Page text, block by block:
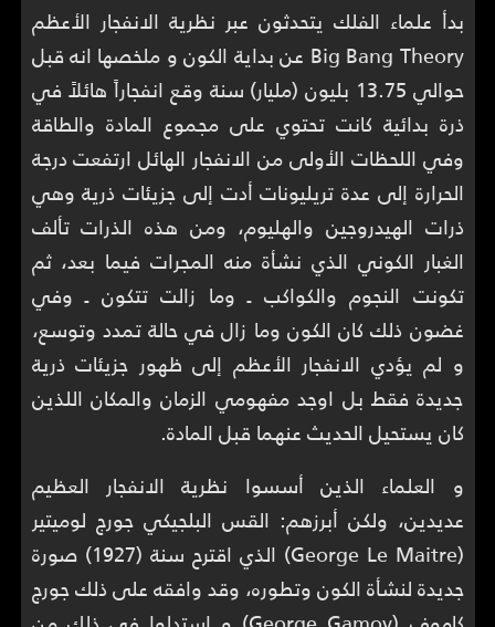
بدأ علماء الفلك يتحدثون عبر نظرية الانفجار الأعظم
Big Bang Theory عن بداية الكون و ملخصها انه قبل
حوالي 13.75 بليون (مليار) سنة وقع انفجاراً هائلاً في
ذرة بدائية كانت تحتوي على مجموع المادة والطاقة
وفي اللحظات الأولى من الانفجار الهائل ارتفعت درجة
الحرارة إلى عدة تريليونات أدت إلى جزيئات ذرية وهي
ذرات الهيدروجين والهليوم، ومن هذه الذرات تألف
الغبار الكوني الذي نشأة منه المجرات فيما بعد، ثم
تكونت النجوم والكواكب ـ وما زالت تتكون ـ وفي
غضون ذلك كان الكون وما زال في حالة تمدد وتوسع،
و لم يؤدي الانفجار الأعظم إلى ظهور جزيئات ذرية
جديدة فقط بل اوجد مفهومي الزمان والمكان اللذين
كان يستحيل الحديث عنهما قبل المادة.
و العلماء الذين أسسوا نظرية الانفجار العظيم
عديدين، ولكن أبرزهم: القس البلجيكي جورج لوميتير
(George Le Maitre) الذي اقترح سنة (1927) صورة
جديدة لنشأة الكون وتطوره، وقد وافقه على ذلك جورج